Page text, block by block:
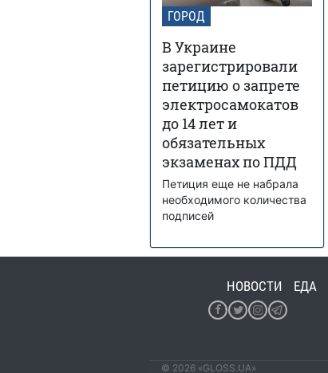
ГОРОД
В Украине
зарегистрировали
петицию о запрете
электросамокатов
до 14 лет и
обязательных
экзаменах по ПДД
Петиция еще не набрала
необходимого количества
подписей
НОВОСТИ ЕДА
© 2026 «GLOSS.UA»